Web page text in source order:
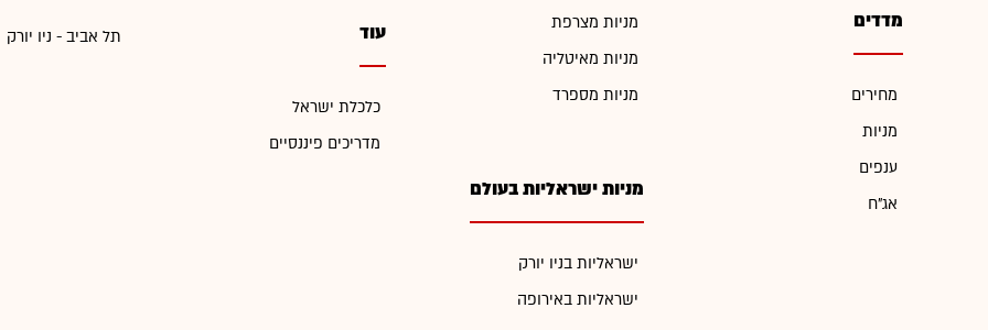
מדדים
מחירים
מניות
ענפים
אג"ח
מניות מצרפת
מניות מאיטליה
מניות מספרד
מניות ישראליות בעולם
ישראליות בניו יורק
ישראליות באירופה
עוד
כלכלת ישראל
מדריכים פיננסיים
תל אביב - ניו יורק